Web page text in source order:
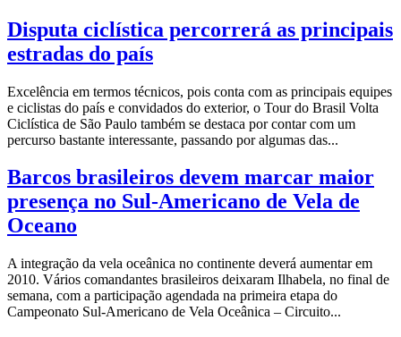
Disputa ciclística percorrerá as principais
estradas do país
Excelência em termos técnicos, pois conta com as principais equipes
e ciclistas do país e convidados do exterior, o Tour do Brasil Volta
Ciclística de São Paulo também se destaca por contar com um
percurso bastante interessante, passando por algumas das...
Barcos brasileiros devem marcar maior
presença no Sul-Americano de Vela de
Oceano
A integração da vela oceânica no continente deverá aumentar em
2010. Vários comandantes brasileiros deixaram Ilhabela, no final de
semana, com a participação agendada na primeira etapa do
Campeonato Sul-Americano de Vela Oceânica – Circuito...